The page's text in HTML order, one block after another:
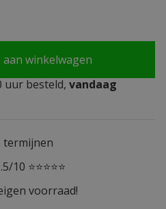
winkelwagen
uur besteld, vandaag
termijnen
⭐⭐⭐⭐⭐
voorraad!